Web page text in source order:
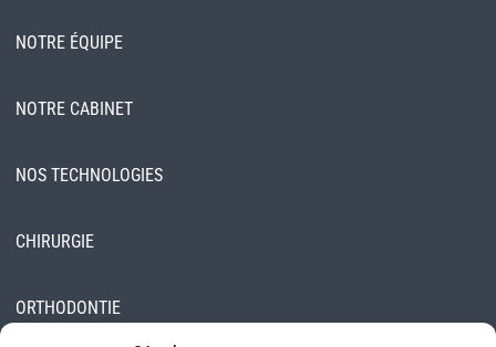
NOTRE ÉQUIPE
NOTRE CABINET
NOS TECHNOLOGIES
CHIRURGIE
ORTHODONTIE